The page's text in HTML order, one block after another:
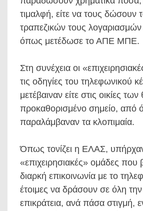
τιμαλφή, είτε να τους δώσουν
τραπεζικών τους
όπως μετέδωσε το ΑΠΕ ΜΠΕ.
Στη συνέχεια οι
τις οδηγίες του τηλεφωνικού
μετέβαιναν είτε στις οικίες
προκαθορισμένο σημείο, από
παραλάμβαναν τα κλοπιμαία.
Όπως τονίζει η ΕΛΑΣ,
«επιχειρησιακές» ομάδες που
διαρκή επικοινωνία με το
έτοιμες να δράσουν σε όλη την
επικράτεια, ανά πάσα στιγμή,